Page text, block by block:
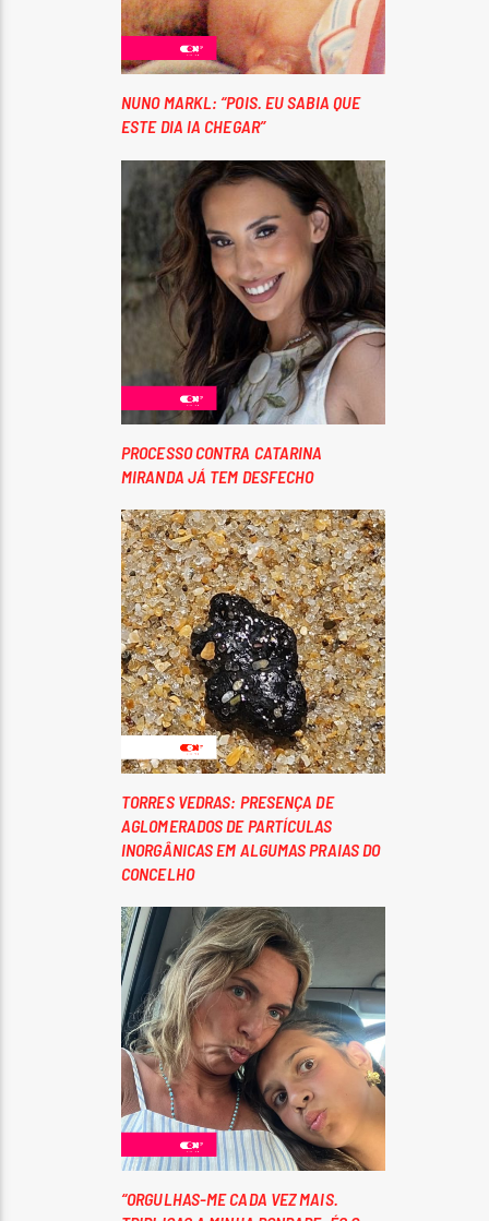
NUNO MARKL: “POIS. EU SABIA QUE
ESTE DIA IA CHEGAR”
PROCESSO CONTRA CATARINA
MIRANDA JÁ TEM DESFECHO
TORRES VEDRAS: PRESENÇA DE
AGLOMERADOS DE PARTÍCULAS
INORGÂNICAS EM ALGUMAS PRAIAS DO
CONCELHO
“ORGULHAS-ME CADA VEZ MAIS.